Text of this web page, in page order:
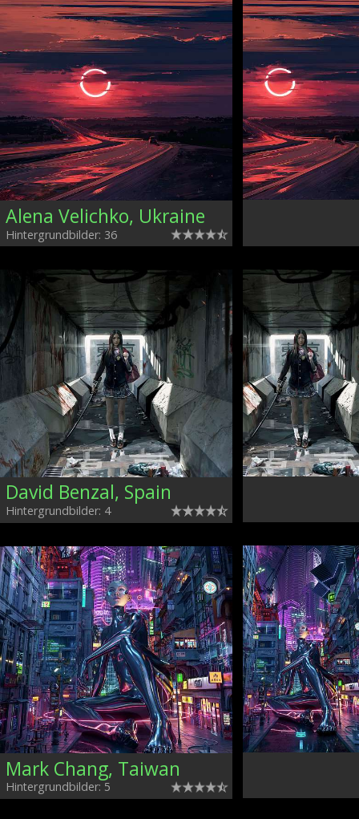
Alena Velichko, Ukraine
Hintergrundbilder: 36
David Benzal, Spain
Hintergrundbilder: 4
Mark Chang, Taiwan
Hintergrundbilder: 5